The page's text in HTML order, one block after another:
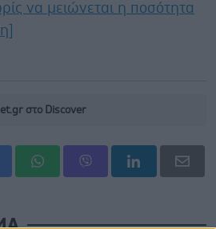
να μειώνεται η ποσότητα
στο Discover